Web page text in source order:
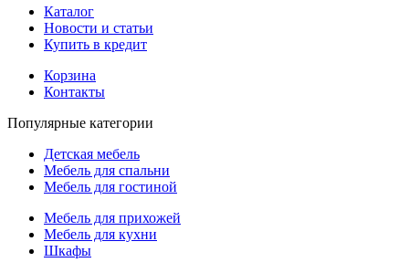
Каталог
Новости и статьи
Купить в кредит
Корзина
Контакты
Популярные категории
Детская мебель
Мебель для спальни
Мебель для гостиной
Мебель для прихожей
Мебель для кухни
Шкафы